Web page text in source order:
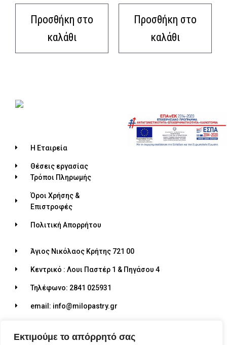
Εκτιμούμε το απόρρητό σας
Προσθήκη στο
καλάθι
Προσθήκη στο
καλάθι
Η Εταιρεία
Θέσεις εργασίας
Τρόποι Πληρωμής
Όροι Χρήσης &
Επιστροφές
Πολιτική Απορρήτου
Άγιος Νικόλαος Κρήτης 721 00
Κεντρικό : Λουι Παστέρ 1 & Πηγάσου 4
Τηλέφωνο: 2841 025931
email: info@milopastry.gr